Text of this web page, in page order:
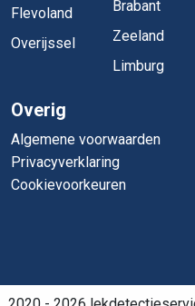
Flevoland
Overijssel
Brabant
Zeeland
Limburg
Overig
Algemene voorwaarden
Privacyverklaring
Cookievoorkeuren